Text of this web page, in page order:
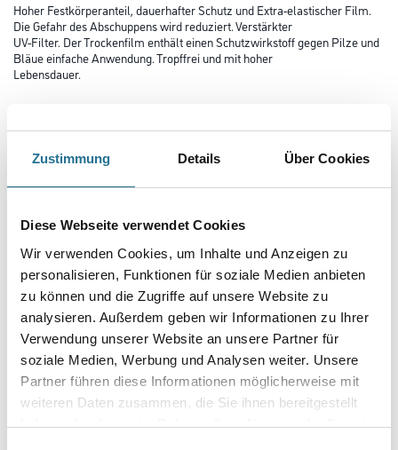
Zustimmung Details Über Cookies
Diese Webseite verwendet Cookies
Wir verwenden Cookies, um Inhalte und Anzeigen zu
personalisieren, Funktionen für soziale Medien anbieten
zu können und die Zugriffe auf unsere Website zu
analysieren. Außerdem geben wir Informationen zu Ihrer
Verwendung unserer Website an unsere Partner für
soziale Medien, Werbung und Analysen weiter. Unsere
Partner führen diese Informationen möglicherweise mit
weiteren Daten zusammen, die Sie ihnen bereitgestellt
haben oder die sie im Rahmen Ihrer Nutzung der Dienste
Hoher Festkörperanteil, dauerhafter Schutz und Extra-elastischer Film.
Die Gefahr des Abschuppens wird reduziert. Verstärkter
UV-Filter. Der Trockenfilm enthält einen Schutzwirkstoff gegen Pilze und
Bläue einfache Anwendung. Tropffrei und mit hoher
Lebensdauer.
Gebinde
Umrechnungsfaktoren